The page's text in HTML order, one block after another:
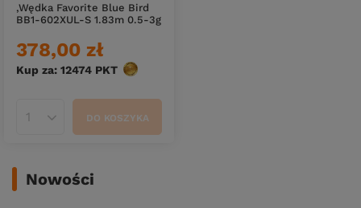
,Wędka Favorite Blue Bird
BB1-602XUL-S 1.83m 0.5-3g
378,00 zł
Kup za: 12474 PKT punktów
Ilość produktówDO KOSZYKA
Nowości